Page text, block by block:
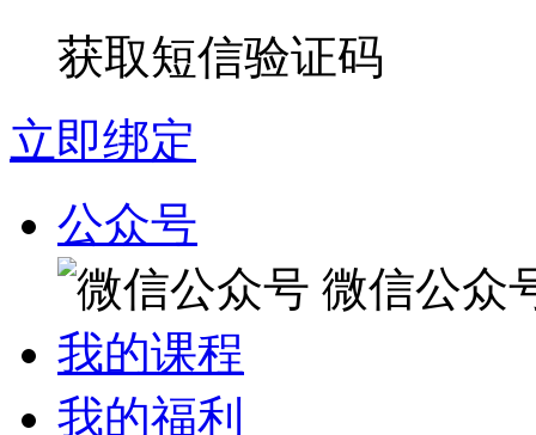
获取短信验证码
立即绑定
公众号
微信公众
我的课程
我的福利